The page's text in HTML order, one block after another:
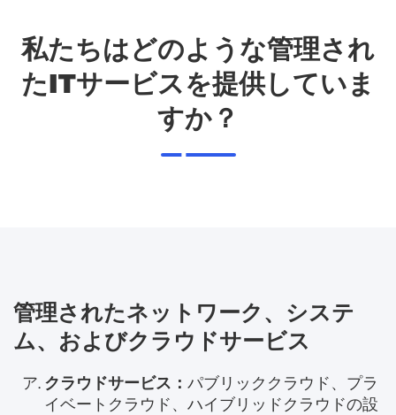
私たちはどのような管理され
たITサービスを提供していま
すか？
管理されたネットワーク、システ
ム、およびクラウドサービス
クラウドサービス： パブリッククラウド、プラ
イベートクラウド、ハイブリッドクラウドの設